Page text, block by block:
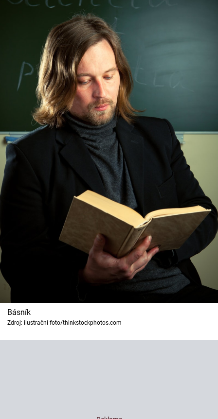
Básník
Zdroj: ilustrační foto/thinkstockphotos.com